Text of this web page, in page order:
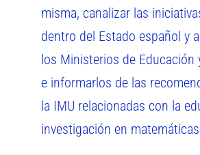
misma, canalizar las
dentro del Estado español y
los Ministerios de Educación
e informarlos de las
la IMU relacionadas con la
investigación en